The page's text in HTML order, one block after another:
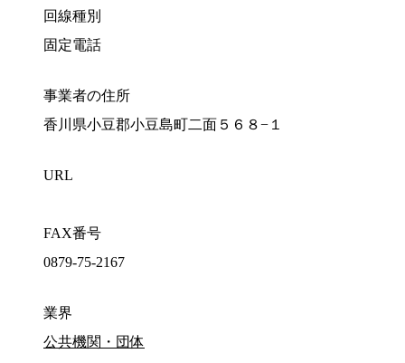
回線種別
固定電話
事業者の住所
香川県小豆郡小豆島町二面５６８−１
URL
FAX番号
0879-75-2167
業界
公共機関・団体